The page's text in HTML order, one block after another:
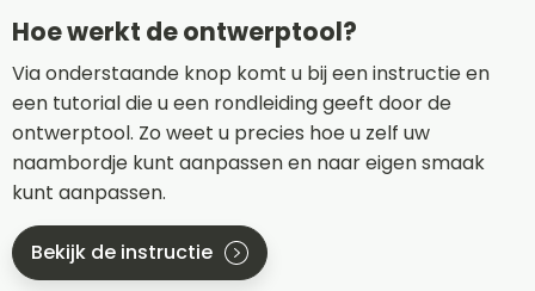
Hoe werkt de ontwerptool?
Via onderstaande knop komt u bij een instructie en
een tutorial die u een rondleiding geeft door de
ontwerptool. Zo weet u precies hoe u zelf uw
naambordje kunt aanpassen en naar eigen smaak
kunt aanpassen.
Bekijk de instructie